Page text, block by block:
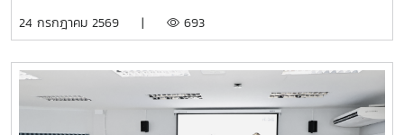
และภาคปฏิบัติ ตั้งแต่ชีววิทยาและวงจรชีวิตของปูม้า การเพาะ
และการฟื้นฟูทรัพยากรปูม้าในพื้นที่ชายฝั่งนักศึกษาจะได้ลงพื้นที่
ปฏิบัติงานจริง ร่วมศึกษาวิจัยและทำกิจกรรมบริการวิชาการกับ
ชุมชน ภาคีเครือข่าย และหน่วยงานที่เกี่ยวข้อง เพื่อแลกเปลี่ยน
24 กรกฎาคม 2569 | 693